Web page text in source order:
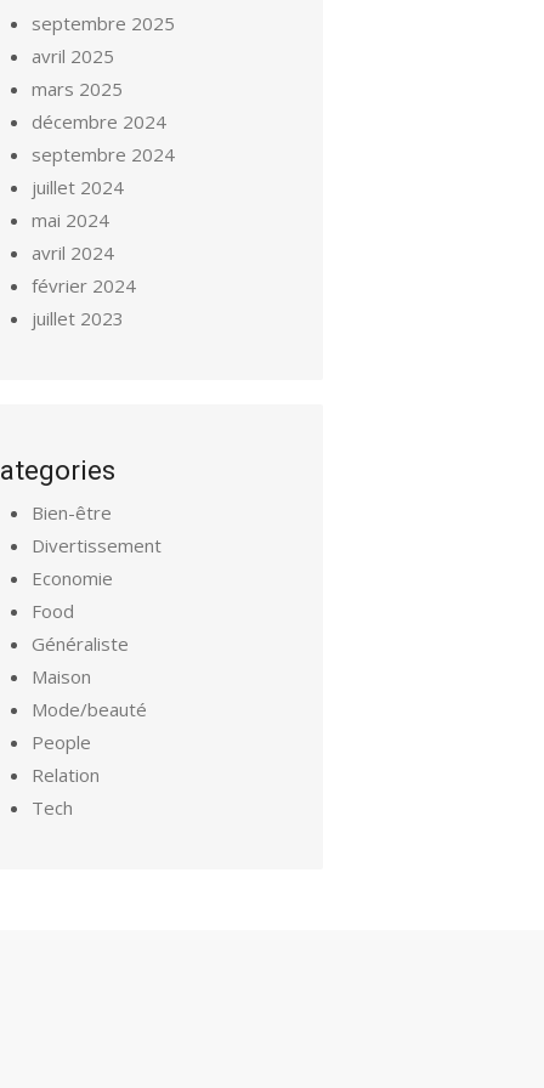
septembre 2025
avril 2025
mars 2025
décembre 2024
septembre 2024
juillet 2024
mai 2024
avril 2024
février 2024
juillet 2023
Bien-être
Divertissement
Economie
Food
Généraliste
Maison
Mode/beauté
People
Relation
Tech